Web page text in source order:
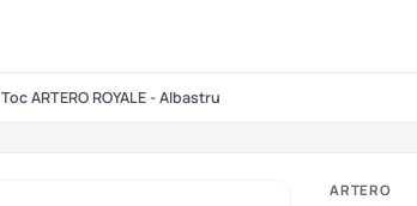
Toc ARTERO ROYALE - Albastru
ARTERO